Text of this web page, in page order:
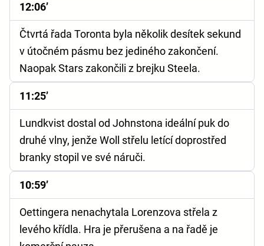
12:06’
Čtvrtá řada Toronta byla několik desítek sekund
v útočném pásmu bez jediného zakončení.
Naopak Stars zakončili z brejku Steela.
11:25’
Lundkvist dostal od Johnstona ideální puk do
druhé vlny, jenže Woll střelu letící doprostřed
branky stopil ve své náruči.
10:59’
Oettingera nenachytala Lorenzova střela z
levého křídla. Hra je přerušena a na řadě je